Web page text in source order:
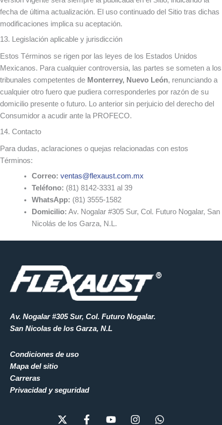
fecha de última actualización. El uso continuado del Sitio tras dichas
modificaciones implica su aceptación.
13. Legislación aplicable y jurisdicción
Estos Términos se rigen por las leyes de los Estados Unidos
Mexicanos. Para cualquier controversia, las partes se someten a los
tribunales competentes de Monterrey, Nuevo León, renunciando a
cualquier otro fuero que pudiera corresponderles por razón de su
domicilio presente o futuro. Lo anterior sin perjuicio del derecho del
Consumidor a acudir ante la PROFECO.
14. Contacto
Para dudas, aclaraciones o quejas relacionadas con estos
Términos:
Correo: ventas@flexaust.com.mx
Teléfono: (81) 8142-3331 al 39
WhatsApp: (81) 3555-1582
Domicilio: Av. Nogalar #305 Sur, Col. Futuro Nogalar, San
Nicolás de los Garza, N.L.
Av. Nogalar #305 Sur, Col. Futuro Nogalar.
San Nicolas de los Garza, N.L
Condiciones de uso
Mapa del sitio
Carreras
Privacidad y seguridad
X
F
Y
I
W